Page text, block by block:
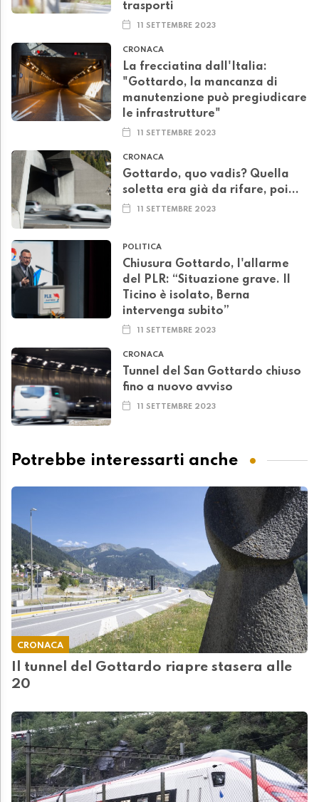
trasporti
11 SETTEMBRE 2023
CRONACA
La frecciatina dall'Italia:
"Gottardo, la mancanza di
manutenzione può pregiudicare
le infrastrutture"
11 SETTEMBRE 2023
CRONACA
Gottardo, quo vadis? Quella
soletta era già da rifare, poi...
11 SETTEMBRE 2023
POLITICA
Chiusura Gottardo, l'allarme
del PLR: “Situazione grave. Il
Ticino è isolato, Berna
intervenga subito”
11 SETTEMBRE 2023
CRONACA
Tunnel del San Gottardo chiuso
fino a nuovo avviso
11 SETTEMBRE 2023
Potrebbe interessarti anche
CRONACA
Il tunnel del Gottardo riapre stasera alle
20